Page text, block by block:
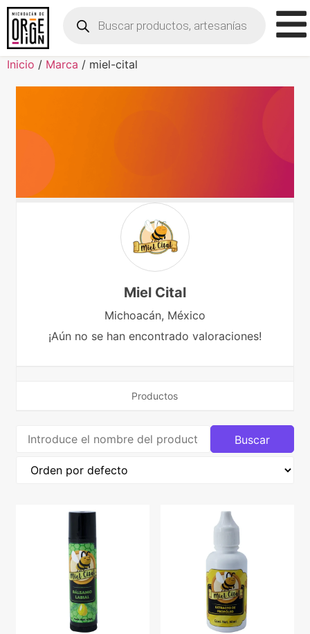
Inicio / Marca / miel-cital
Miel Cital
Michoacán, México
¡Aún no se han encontrado valoraciones!
Productos